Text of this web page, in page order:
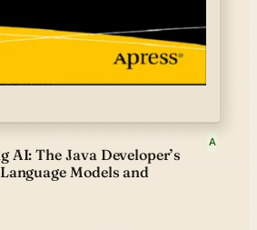
AI: The Java Developer’s
Models and
A